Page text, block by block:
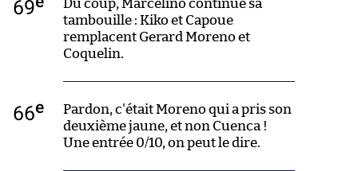
69
Du coup, Marcelino continue sa
tambouille : Kiko et Capoue
remplacent Gerard Moreno et
Coquelin.
66e
Pardon, c'était Moreno qui a pris son
deuxième jaune, et non Cuenca !
Une entrée 0/10, on peut le dire.